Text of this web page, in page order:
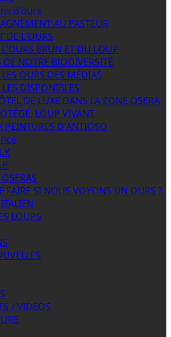
d'ours
AU PASTEUR
DE L'OURS
BRUN ET DU LOUP
DE NOTRE BIODIVERSITÉ
LES OURS DES MÉDIAS
LES DISPONIBLES
DE LUXE DANS LA ZONE OSERA
LOUP VIVANT
PEINTURES D'ANTIOSO
FAIRE SI NOUS VOYONS UN OURS ?
LOUPS
/ VIDÉOS